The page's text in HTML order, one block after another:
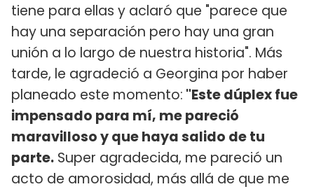
tiene para ellas y aclaró que "parece que
hay una separación pero hay una gran
unión a lo largo de nuestra historia". Más
tarde, le agradeció a Georgina por haber
planeado este momento: "Este dúplex fue
impensado para mí, me pareció
maravilloso y que haya salido de tu
parte. Super agradecida, me pareció un
acto de amorosidad, más allá de que me